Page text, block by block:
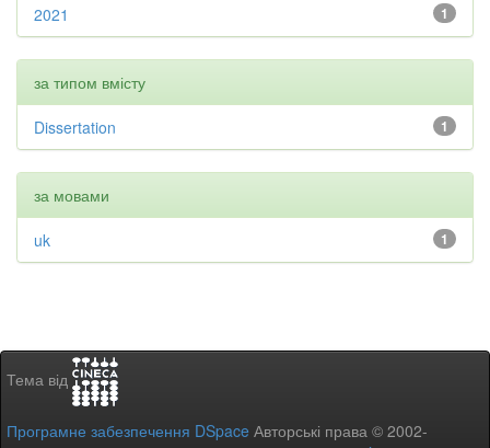
1
2021
за типом вмісту
1
Dissertation
за мовами
1
uk
Тема від
Програмне забезпечення DSpace Авторські права © 2002-